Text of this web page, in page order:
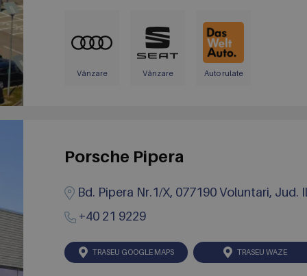
Vânzare Vânzare Auto rulate
Porsche Pipera
Bd. Pipera Nr.1/X, 077190 Voluntari, Jud.
+40 21 9229
TRASEU GOOGLE MAPS TRASEU WAZE